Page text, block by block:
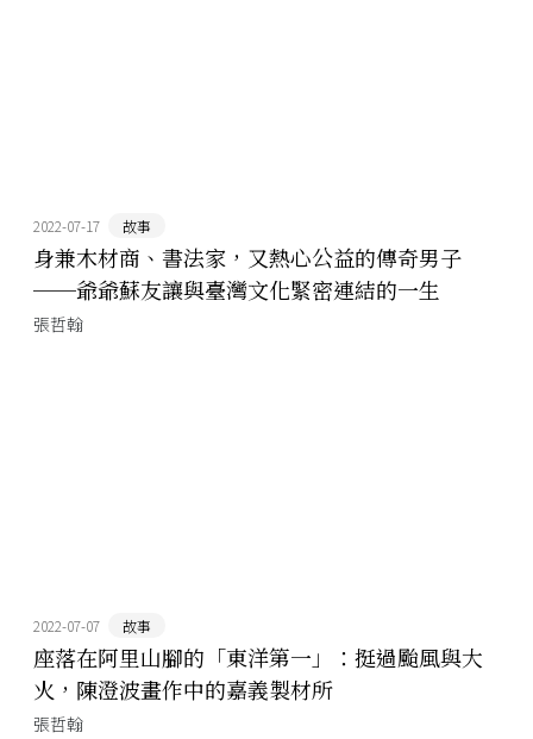
2022-07-17 故事
身兼木材商、書法家，又熱心公益的傳奇男子
──爺爺蘇友讓與臺灣文化緊密連結的一生
張哲翰
2022-07-07 故事
座落在阿里山腳的「東洋第一」：挺過颱風與大
火，陳澄波畫作中的嘉義製材所
張哲翰